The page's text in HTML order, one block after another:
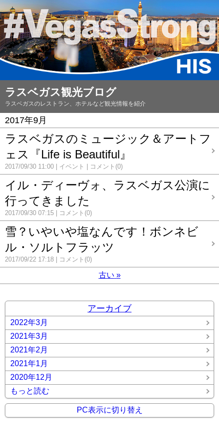
ラスベガス観光ブログ
ラスベガスのレストラン、ホテルなど観光情報を紹介
2017年9月
ラスベガスのミュージック＆アートフ
ェス『Life is Beautiful』
2017/09/30 11:00 イベント コメント(0)
イル・ディーヴォ、ラスベガス公演に
行ってきました
2017/09/30 07:15 コメント(0)
雪？いやいや塩なんです！ボンネビ
ル・ソルトフラッツ
2017/09/22 17:18 コメント(0)
古い »
アーカイブ
2022年3月
2021年3月
2021年2月
2021年1月
2020年12月
もっと読む
PC表示に切り替え